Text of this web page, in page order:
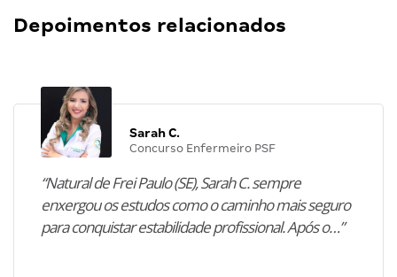
Depoimentos relacionados
Sarah C.
Concurso Enfermeiro PSF
“Natural de Frei Paulo (SE), Sarah C. sempre
enxergou os estudos como o caminho mais seguro
para conquistar estabilidade profissional. Após o…”